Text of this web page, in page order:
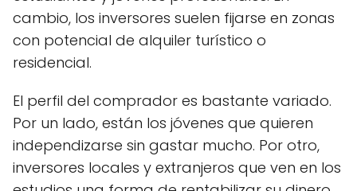
cambio, los inversores suelen fijarse en zonas
con potencial de alquiler turístico o
residencial.
El perfil del comprador es bastante variado.
Por un lado, están los jóvenes que quieren
independizarse sin gastar mucho. Por otro,
inversores locales y extranjeros que ven en los